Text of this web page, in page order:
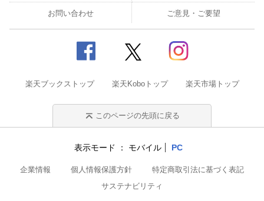
お問い合わせ ご意見・ご要望
楽天ブックストップ 楽天Koboトップ 楽天市場トップ
このページの先頭に戻る
表示モード モバイル PC
企業情報 個人情報保護方針
特定商取引法に基づく表記
サステナビリティ